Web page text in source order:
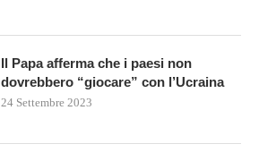
Il Papa afferma che i paesi non
dovrebbero “giocare” con l’Ucraina
24 Settembre 2023